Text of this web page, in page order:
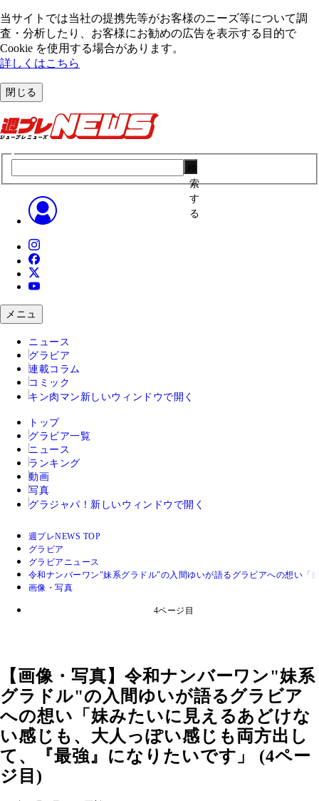
当サイトでは当社の提携先等がお客様のニーズ等について調
査・分析したり、お客様にお勧めの広告を表⽰する⽬的で
Cookie を使⽤する場合があります。
詳しくはこちら
閉じる
索
す
る
メニュ
ニュース
グラビア
連載コラム
コミック
キン肉マン 新しいウィンドウで開く
トップ
グラビア一覧
ニュース
ランキング
動画
写真
グラジャパ！ 新しいウィンドウで開く
週プレNEWS TOP
グラビア
グラビアニュース
令和ナンバーワン"妹系グラドル"の入間ゆいが語るグラビアへの想い
画像・写真
4ページ目
【画像・写真】令和ナンバーワン"妹系
グラドル"の入間ゆいが語るグラビア
への想い「妹みたいに見えるあどけな
い感じも、大人っぽい感じも両方出し
て、『最強』になりたいです」 (4ペー
ジ目)